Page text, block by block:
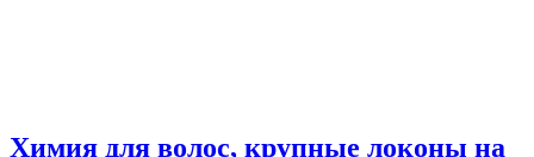
Химия для волос, крупные локоны на